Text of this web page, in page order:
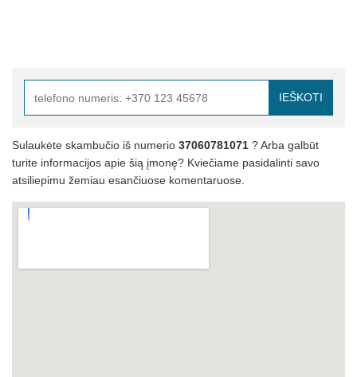
IEŠKOTI
Sulaukėte skambučio iš numerio 37060781071 ? Arba galbūt
turite informacijos apie šią įmonę? Kviečiame pasidalinti savo
atsiliepimu žemiau esančiuose komentaruose.